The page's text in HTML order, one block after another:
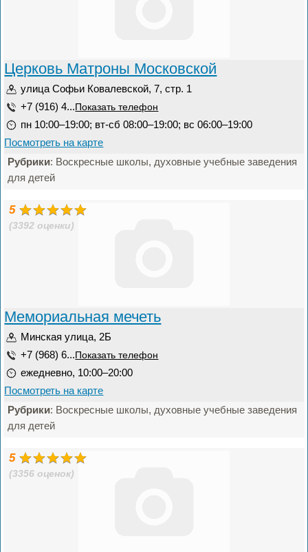
Церковь Матроны Московской
улица Софьи Ковалевской, 7, стр. 1
+7 (916) 4... Показать телефон
пн 10:00–19:00; вт-сб 08:00–19:00; вс 06:00–19:00
Посмотреть на карте
Рубрики: Воскресные школы, духовные учебные заведения
для детей
5
(3392 оценки)
Мемориальная мечеть
Минская улица, 2Б
+7 (968) 6... Показать телефон
ежедневно, 10:00–20:00
Посмотреть на карте
Рубрики: Воскресные школы, духовные учебные заведения
для детей
5
(3356 оценок)